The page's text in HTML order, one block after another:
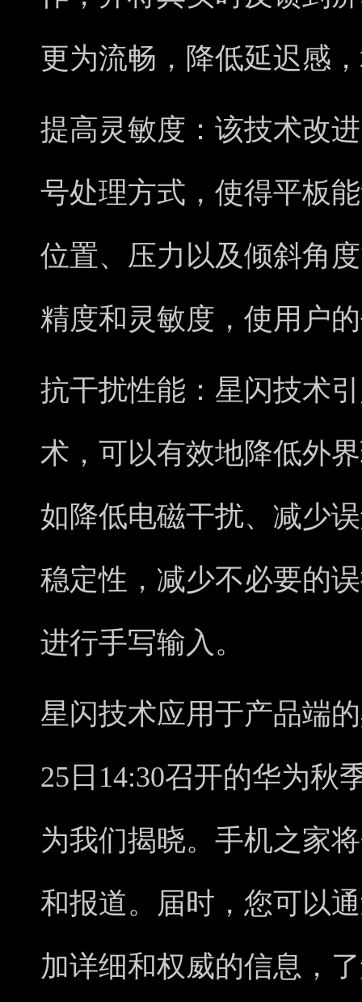
更为流畅，降低延迟感
提高灵敏度：该技术改
号处理方式，使得平板
位置、压力以及倾斜角
精度和灵敏度，使用户
抗干扰性能：星闪技术
术，可以有效地降低外
如降低电磁干扰、减少
稳定性，减少不必要的
进行手写输入。
星闪技术应用于产品端
25日14:30召开的华为秋
为我们揭晓。手机之家
和报道。届时，您可以
加详细和权威的信息，